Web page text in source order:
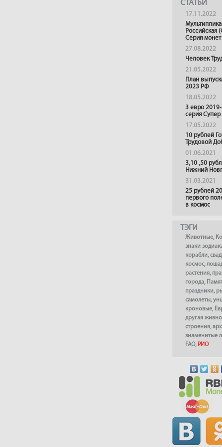
СТАТЬИ
17.11.2022
Российская
Серия монет
27.08.2022
Человек
21.05.2022
План
2023 РФ
18.05.2022
3 евро
серия
17.05.2022
10 рублей
Трудовой
01.06.2021
3,10 ,50
Нижний
31.03.2021
25 рублей
первого
в космос
ТЭГИ
Животные,
знаки
корабли,
космос,
растения,
города,
праздники,
самолеты,
кроновые,
другая
строения,
знаменитые
FAO, РИО